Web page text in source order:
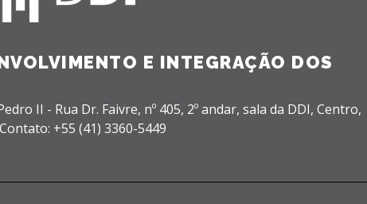
E INTEGRAÇÃO DOS
II - Rua Dr. Faivre, nº 405, 2º andar, sala da DDI, Centro,
Contato: +55 (41) 3360-5449